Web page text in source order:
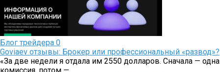
Блог трейдера 0
Goviaev отзывы: Брокер или профессиональный «развод»?
«За две недели я отдала им 2550 долларов. Сначала — одна